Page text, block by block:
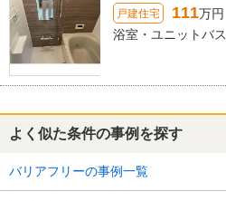
戸建住宅 111万円
浴室・ユニットバス
よく似た条件の事例を探す
バリアフリーの事例一覧